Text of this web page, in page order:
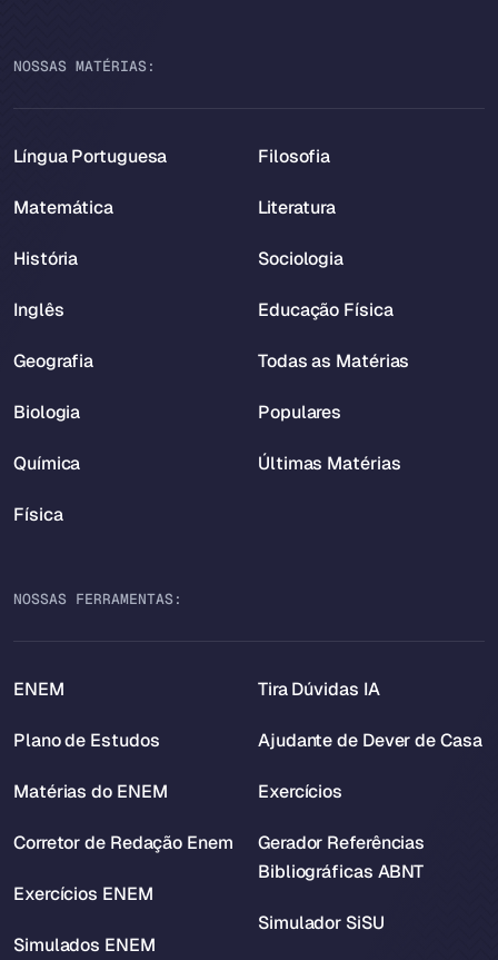
NOSSAS MATÉRIAS:
Língua Portuguesa
Matemática
História
Inglês
Geografia
Biologia
Química
Física
Filosofia
Literatura
Sociologia
Educação Física
Todas as Matérias
Populares
Últimas Matérias
NOSSAS FERRAMENTAS:
ENEM
Plano de Estudos
Matérias do ENEM
Corretor de Redação Enem
Exercícios ENEM
Simulados ENEM
Tira Dúvidas IA
Ajudante de Dever de Casa
Exercícios
Gerador Referências
Bibliográficas ABNT
Simulador SiSU